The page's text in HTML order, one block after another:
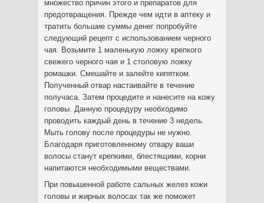
множество причин этого и препаратов для
предотвращения. Прежде чем идти в аптеку и
тратить большие суммы денег попробуйте
следующий рецепт с использованием черного
чая. Возьмите 1 маленькую ложку крепкого
свежего черного чая и 1 столовую ложку
ромашки. Смешайте и залейте кипятком.
Полученный отвар настаивайте в течение
получаса. Затем процедите и нанесите на кожу
головы. Данную процедуру необходимо
проводить каждый день в течение 3 недель.
Мыть голову после процедуры не нужно.
Благодаря приготовленному отвару ваши
волосы станут крепкими, блестящими, корни
напитаются необходимыми веществами.
При повышенной работе сальных желез кожи
головы и жирных волосах так же поможет